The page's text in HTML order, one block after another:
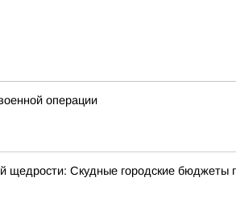
операции
щедрости: Скудные городские бюджеты